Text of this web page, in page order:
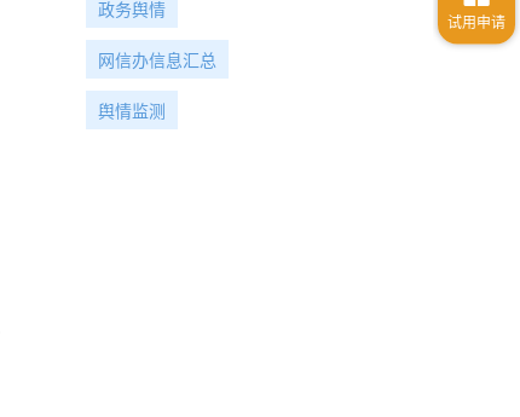
政务舆情
网信办信息汇总
舆情监测